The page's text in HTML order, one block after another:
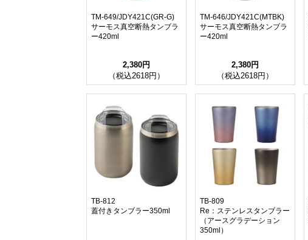
TM-649/JDY421C(GR-G)
サーモス真空断熱タンブラ
ー420ml
2,380円
（税込2618円）
TM-646/JDY421C(MTBK)
サーモス真空断熱タンブラ
ー420ml
2,380円
（税込2618円）
TB-812
蓋付きタンブラー350ml
TB-809
Re：ステンレスタンブラー
（アースグラデーション
350ml）